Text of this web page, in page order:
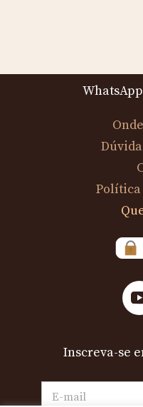
Política
Inscreva-se